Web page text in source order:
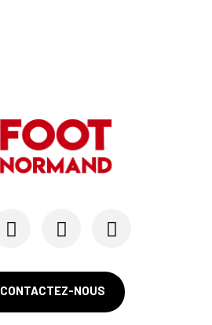
CONTACTEZ-NOUS